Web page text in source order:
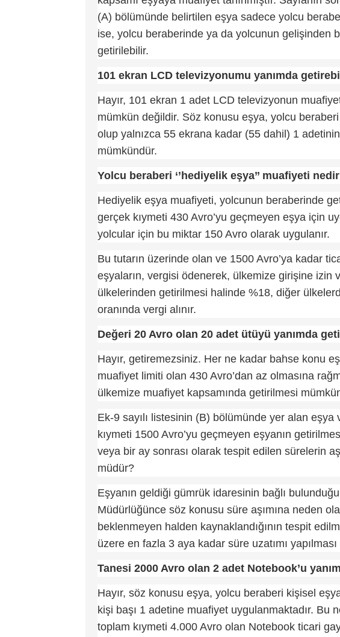
(A) bölümünde belirtilen eşya sadece yolcu
ise, yolcu beraberinde ya da yolcunun gelişinden
getirilebilir.
101 ekran LCD televizyonumu yanımda
Hayır, 101 ekran 1 adet LCD televizyonun
mümkün değildir. Söz konusu eşya, yolcu
olup yalnızca 55 ekrana kadar (55 dahil) 1
mümkündür.
Yolcu beraberi ‘’hediyelik eşya’’ muafiyeti
Hediyelik eşya muafiyeti, yolcunun beraberinde
gerçek kıymeti 430 Avro’yu geçmeyen eşya için
yolcular için bu miktar 150 Avro olarak uygulanır.
Bu tutarın üzerinde olan ve 1500 Avro’ya kadar
eşyaların, vergisi ödenerek, ülkemize girişine izin
ülkelerinden getirilmesi halinde %18, diğer
oranında vergi alınır.
Değeri 20 Avro olan 20 adet ütüyü yanımda
Hayır, getiremezsiniz. Her ne kadar bahse konu
muafiyet limiti olan 430 Avro’dan az olmasına
ülkemize muafiyet kapsamında getirilmesi
Ek-9 sayılı listesinin (B) bölümünde yer alan
kıymeti 1500 Avro’yu geçmeyen eşyanın
veya bir ay sonrası olarak tespit edilen sürelerin
müdür?
Eşyanın geldiği gümrük idaresinin bağlı
Müdürlüğünce söz konusu süre aşımına neden
beklenmeyen halden kaynaklandığının tespit
üzere en fazla 3 aya kadar süre uzatımı
Tanesi 2000 Avro olan 2 adet Notebook’u
Hayır, söz konusu eşya, yolcu beraberi kişisel
kişi başı 1 adetine muafiyet uygulanmaktadır. Bu
toplam kıymeti 4.000 Avro olan Notebook ticari